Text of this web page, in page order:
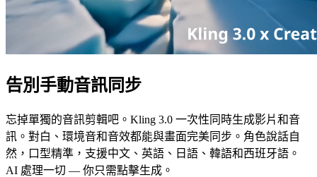
告別手動音訊同步
忘掉單獨的音訊剪輯吧。Kling 3.0 一次性同時生成影片和音
訊。對白、環境音和音效都能與畫面完美同步。角色說話自
然，口型精準，支援中文、英語、日語、韓語和西班牙語。
AI 處理一切 — 你只需點擊生成。